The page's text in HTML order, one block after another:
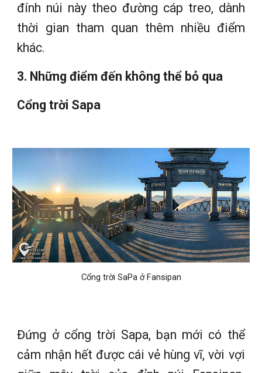
đính núi này theo đường cáp treo, dành
thời gian tham quan thêm nhiều điểm
khác.
3. Những điểm đến không thể bỏ qua
Cổng trời Sapa
Cổng trời SaPa ở Fansipan
Đứng ở cổng trời Sapa, bạn mới có thể
cảm nhận hết được cái vẻ hùng vĩ, vời vợi